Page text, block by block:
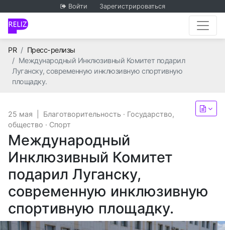
Войти Зарегистрироваться
PRГлавная
Пресс-релизы
Международный Инклюзивный Комитет подарил
Луганску, современную инклюзивную спортивную
площадку.
25 мая Благотворительность · Государство,
общество · Спорт
Международный
Инклюзивный Комитет
подарил Луганску,
современную инклюзивную
спортивную площадку.